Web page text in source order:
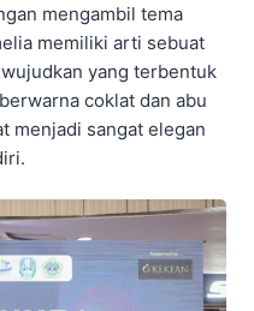
mengambil tema
memiliki arti sebuat
yang terbentuk
coklat dan abu
menjadi sangat elegan